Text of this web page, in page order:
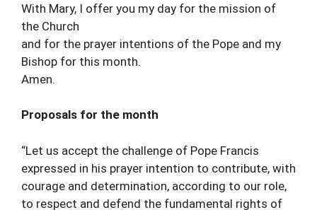
With Mary, I offer you my day for the mission of
the Church
and for the prayer intentions of the Pope and my
Bishop for this month.
Amen.
Proposals for the month
“Let us accept the challenge of Pope Francis
expressed in his prayer intention to contribute, with
courage and determination, according to our role,
to respect and defend the fundamental rights of